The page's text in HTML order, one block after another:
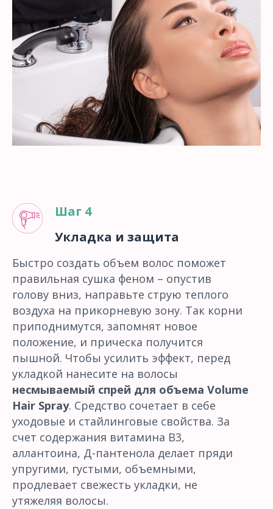
Шаг 4
Укладка и защита
Быстро создать объем волос поможет
правильная сушка феном – опустив
голову вниз, направьте струю теплого
воздуха на прикорневую зону. Так корни
приподнимутся, запомнят новое
положение, и прическа получится
пышной. Чтобы усилить эффект, перед
укладкой нанесите на волосы
несмываемый спрей для объема Volume
Hair Spray. Средство сочетает в себе
уходовые и стайлинговые свойства. За
счет содержания витамина В3,
аллантоина, Д-пантенола делает пряди
упругими, густыми, объемными,
продлевает свежесть укладки, не
утяжеляя волосы.